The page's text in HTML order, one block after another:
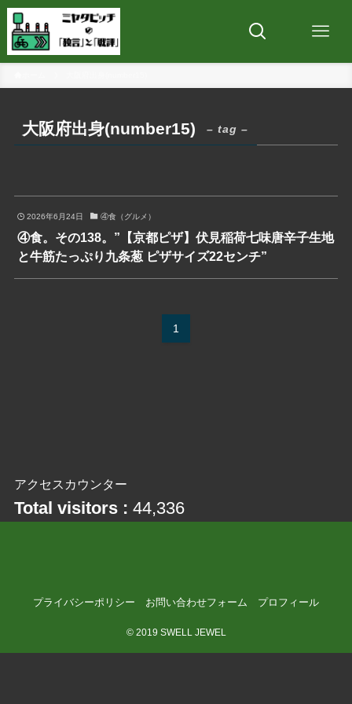
大阪府出身(number15) – tag –
2026年6月24日 ④食（グルメ）
④食。その138。”【京都ピザ】伏見稲荷七味唐辛子生地
と牛筋たっぷり九条葱 ピザサイズ22センチ”
1
アクセスカウンター
Total visitors : 44,336
プライバシーポリシー お問い合わせフォーム プロフィール
©2019 SWELL JEWEL